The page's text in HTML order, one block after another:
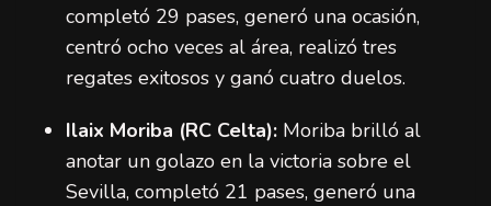
completó 29 pases, generó una ocasión,
centró ocho veces al área, realizó tres
regates exitosos y ganó cuatro duelos.
Ilaix Moriba (RC Celta): Moriba brilló al
anotar un golazo en la victoria sobre el
Sevilla, completó 21 pases, generó una